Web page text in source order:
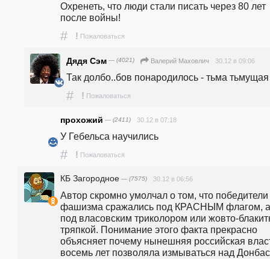
Охренеть, что люди стали писать через 80 лет
после войны!
# ! Пожаловаться
Дядя Сэм — (4021) Валерий Маховлич 30.12 в 09:06
Так долбо..бов понародилось - тьма тьмущая
# ! Пожаловаться
прохожий — (2411) 30.12 в 07:18
У Гебельса научились
# ! Пожаловаться
КБ Загородное — (7575) 30.12 в 06:56
Автор скромно умолчал о том, что победители
фашизма сражались под КРАСНЫМ флагом,
под власовским триколором или жовто-
тряпкой. Понимание этого факта прекрасно
объясняет почему нынешняя российская
восемь лет позволяла измываться над